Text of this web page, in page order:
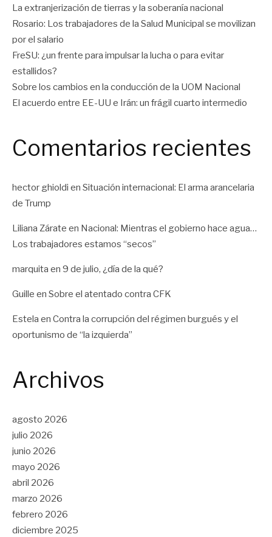
La extranjerización de tierras y la soberanía nacional
Rosario: Los trabajadores de la Salud Municipal se movilizan
por el salario
FreSU: ¿un frente para impulsar la lucha o para evitar
estallidos?
Sobre los cambios en la conducción de la UOM Nacional
El acuerdo entre EE-UU e Irán: un frágil cuarto intermedio
Comentarios recientes
hector ghioldi en Situación internacional: El arma arancelaria
de Trump
Liliana Zárate en Nacional: Mientras el gobierno hace agua…
Los trabajadores estamos “secos”
marquita en 9 de julio, ¿día de la qué?
Guille en Sobre el atentado contra CFK
Estela en Contra la corrupción del régimen burgués y el
oportunismo de “la izquierda”
Archivos
agosto 2026
julio 2026
junio 2026
mayo 2026
abril 2026
marzo 2026
febrero 2026
diciembre 2025